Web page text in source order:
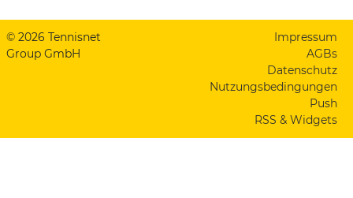
© 2026 Tennisnet
Group GmbH
Impressum
AGBs
Datenschutz
Nutzungsbedingungen
Push
RSS & Widgets